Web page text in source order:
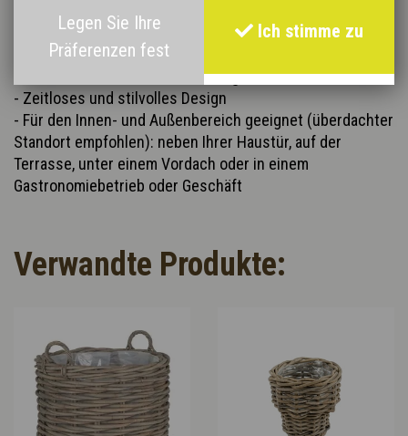
Eigenschaften:
- Hergestellt aus robustem Rattan CL
- Mit Kunststoff-Innenauskleidung
- Zeitloses und stilvolles Design
- Für den Innen- und Außenbereich geeignet (überdachter
Standort empfohlen): neben Ihrer Haustür, auf der
Terrasse, unter einem Vordach oder in einem
Gastronomiebetrieb oder Geschäft
Verwandte Produkte:
Legen Sie Ihre
Präferenzen fest
Ich stimme zu